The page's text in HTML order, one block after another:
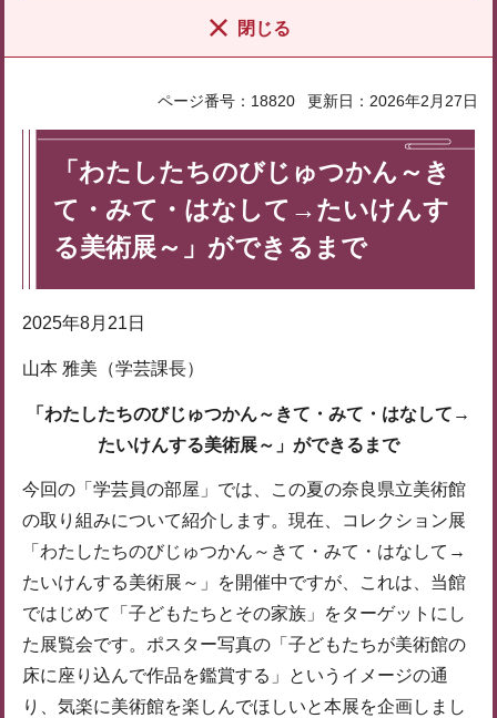
閉じる
ページ番号：18820 更新日：2026年2月27日
「わたしたちのびじゅつかん～き
て・みて・はなして→たいけんす
る美術展～」ができるまで
2025年8月21日
山本 雅美（学芸課長）
「わたしたちのびじゅつかん～きて・みて・はなして→
たいけんする美術展～」ができるまで
今回の「学芸員の部屋」では、この夏の奈良県立美術館
の取り組みについて紹介します。現在、コレクション展
「わたしたちのびじゅつかん～きて・みて・はなして→
たいけんする美術展～」を開催中ですが、これは、当館
ではじめて「子どもたちとその家族」をターゲットにし
た展覧会です。ポスター写真の「子どもたちが美術館の
床に座り込んで作品を鑑賞する」というイメージの通
り、気楽に美術館を楽しんでほしいと本展を企画しまし